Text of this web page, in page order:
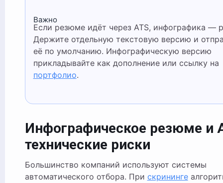
Важно
Если резюме идёт через ATS, инфографика — риск.
Держите отдельную текстовую версию и
её по умолчанию. Инфографическую версию
прикладывайте как дополнение или ссылку на
портфолио.
Инфографическое резюме и
технические риски
Большинство компаний используют системы
автоматического отбора. При скрининге